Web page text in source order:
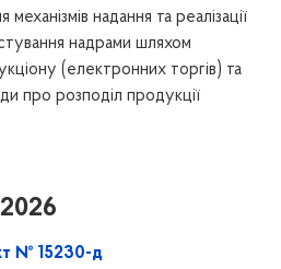
надання та реалізації
надрами шляхом
(електронних торгів) та
про розподіл продукції
№ 15230-д